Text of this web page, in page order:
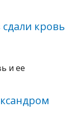
кровь
и ее